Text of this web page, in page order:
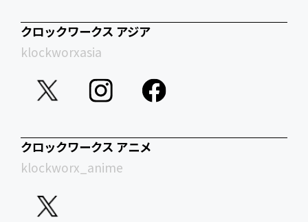
クロックワークス アジア
klockworxasia
クロックワークス アニメ
klockworx_anime